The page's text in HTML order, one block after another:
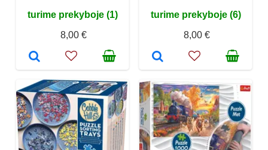
turime prekyboje (1)
8,00 €
turime prekyboje (6)
8,00 €